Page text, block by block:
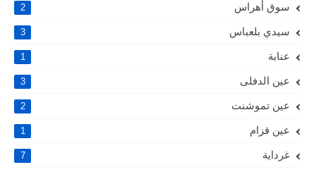
سوق أهراس 2
سيدي بلعباس 3
عنابة 1
عين الدفلى 3
عين تموشنت 2
عين قزام 1
غرداية 7